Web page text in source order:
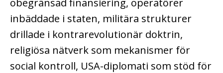
inbäddade i staten, militära strukturer
drillade i kontrarevolutionär doktrin,
religiösa nätverk som mekanismer för
social kontroll, USA-diplomati som stöd för